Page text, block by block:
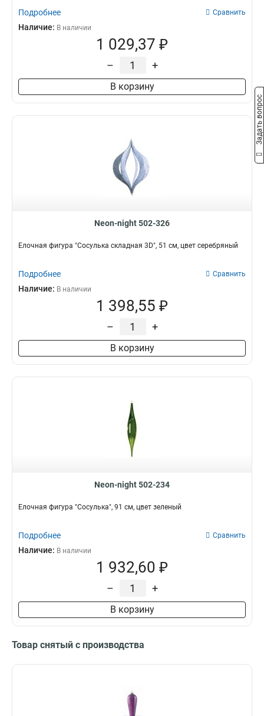
115х195
Подробнее Сравнить
Наличие: В наличии
1 029,37 ₽
– +
В корзину
Neon-night 502-326
Елочная фигура "Сосулька складная 3D", 51 см, цвет серебряный
Подробнее Сравнить
Наличие: В наличии
1 398,55 ₽
– +
В корзину
Neon-night 502-234
Елочная фигура "Сосулька", 91 см, цвет зеленый
Подробнее Сравнить
Наличие: В наличии
1 932,60 ₽
– +
В корзину
Товар снятый с производства
Задать вопрос